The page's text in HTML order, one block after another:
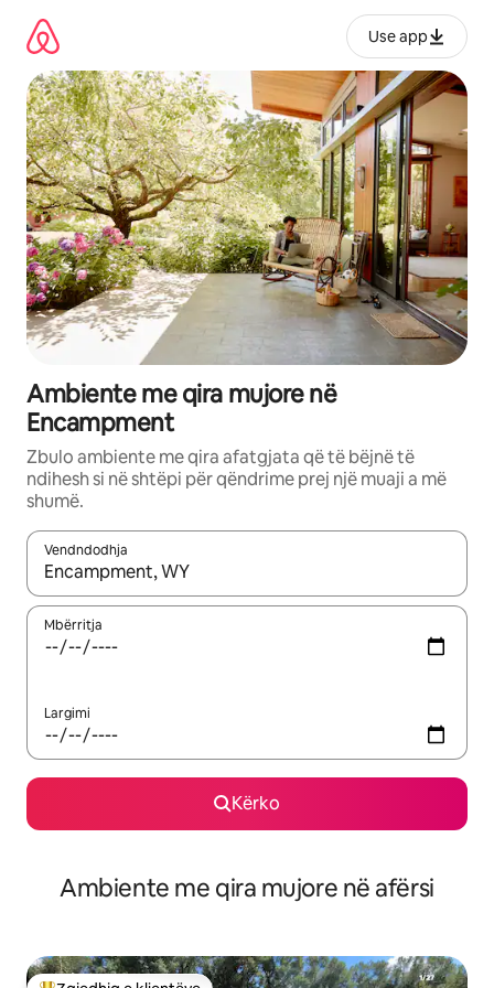
përmbajtja
Use app
Ambiente me qira mujore në
Encampment
Zbulo ambiente me qira afatgjata që të bëjnë të
ndihesh si në shtëpi për qëndrime prej një muaji a më
shumë.
Vendndodhja
Kur rezultatet të jenë të disponueshme, lëviz me butonat e
Mbërritja
Largimi
Kërko
Ambiente me qira mujore në afërsi